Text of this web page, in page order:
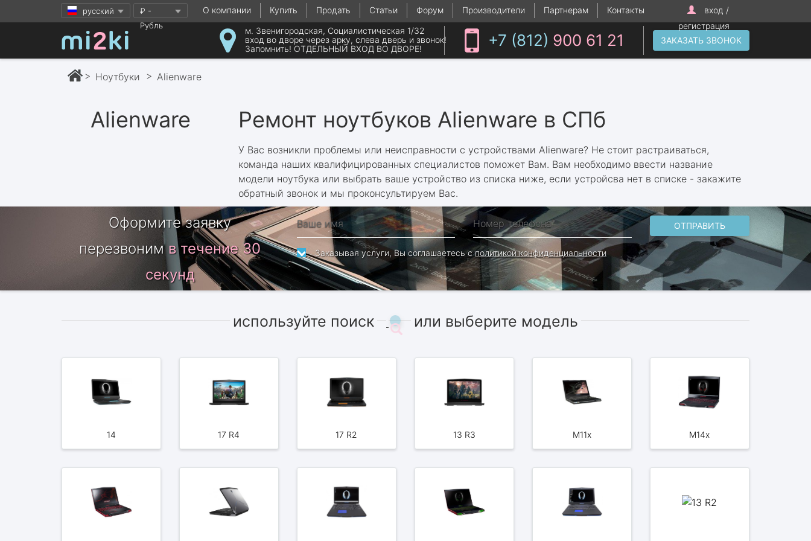
русский
₽ -
Рубль
О компании Купить Продать Статьи Форум Производители Партнерам Контакты
вход /
регистрация
м. Звенигородская, Социалистическая 1/32
вход во дворе через арку, слева дверь и звонок!
Запомнить! ОТДЕЛЬНЫЙ ВХОД ВО ДВОРЕ!
+7 (812) 900 61 21 ЗАКАЗАТЬ ЗВОНОК
Ноутбуки Alienware
Alienware Ремонт ноутбуков Alienware в СПб
У Вас возникли проблемы или неисправности с устройствами Alienware? Не стоит растраиваться,
команда наших квалифицированных специалистов поможет Вам. Вам необходимо ввести название
модели ноутбука или выбрать ваше устройство из списка ниже, если устройсва нет в списке - закажите
обратный звонок и мы проконсультируем Вас.
Оформите заявку
перезвонимв течение 30
секунд
ОТПРАВИТЬ
Заказывая услуги, Вы соглашаетесь сполитикой конфиденциальности
используйте поиск или выберите модель
14 17 R4 17 R2 13 R3 M11x M14x